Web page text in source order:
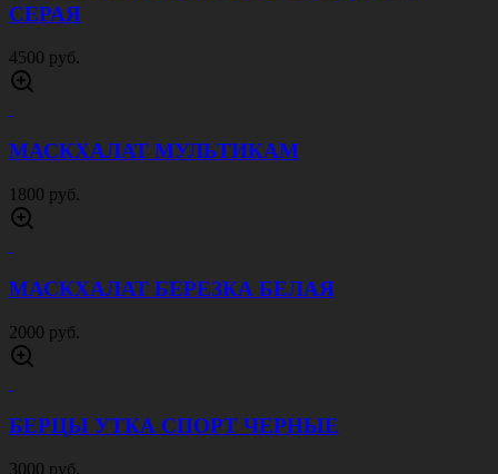
МАСХАЛАТ ЦИФРА РФ
2000 руб.
МАСКХАЛАТ ПАРТИЗАН
1800 руб.
КОСТЮМ CITY МУЛЬТИКАМ
5500 руб.
КУРТКА УТЕПЛЕННАЯ ШТОРМ ЧЕРНАЯ